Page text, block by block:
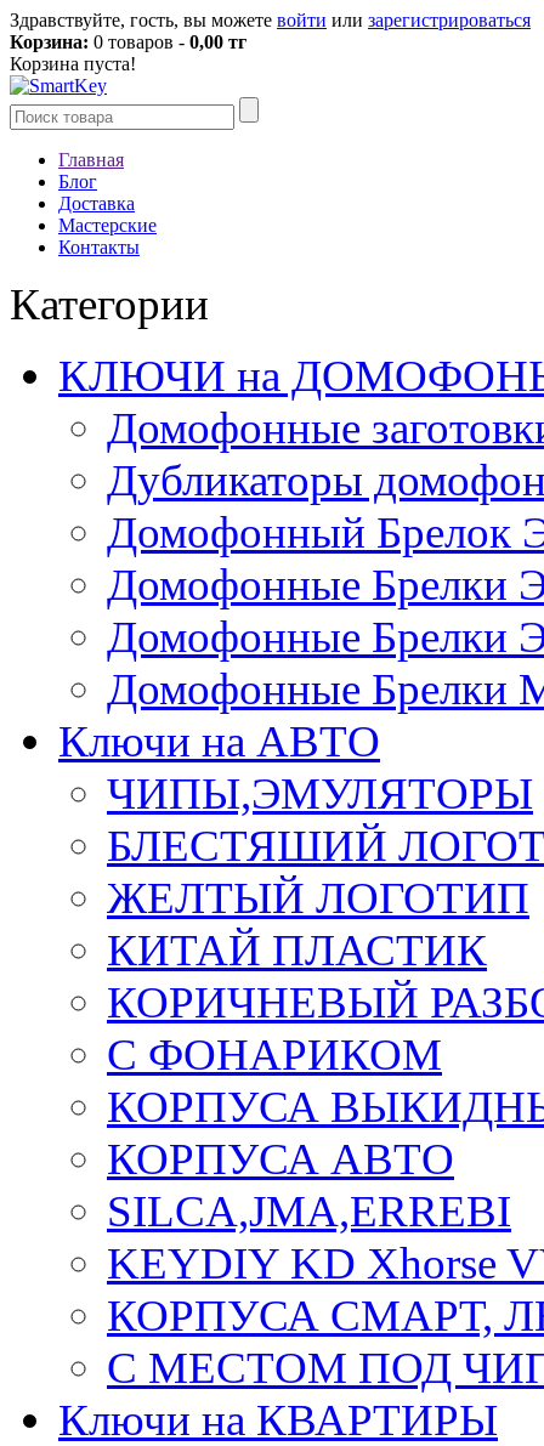
Здравствуйте, гость, вы можете войти или зарегистрироваться
Корзина: 0 товаров - 0,00 тг
Корзина пуста!
Главная
Блог
Доставка
Мастерские
Контакты
Категории
КЛЮЧИ на
Домофонные
Дубликаторы
Домофонный Брелок
Домофонные Брелки
Домофонные Брелки
Домофонные Брелки
Ключи на АВТО
ЧИПЫ,ЭМУЛЯТОРЫ
БЛЕСТЯШИЙ
ЖЕЛТЫЙ ЛОГОТИП
КИТАЙ ПЛАСТИК
КОРИЧНЕВЫЙ
С ФОНАРИКОМ
КОРПУСА
КОРПУСА АВТО
SILCA,JMA,ERREBI
KEYDIY KD Xhorse
КОРПУСА СМАРТ,
С МЕСТОМ ПОД
Ключи на КВАРТИРЫ